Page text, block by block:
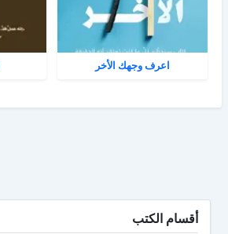
اعرف وجهك الأخر
أقسام الكتب